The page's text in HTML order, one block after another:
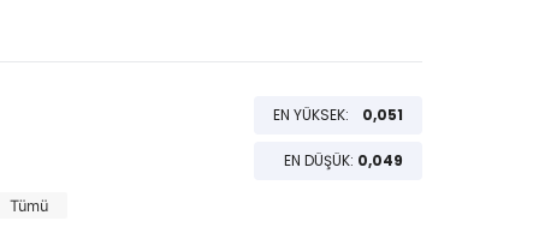
EN YÜKSEK: 0,051
EN DÜŞÜK: 0,049
Tümü